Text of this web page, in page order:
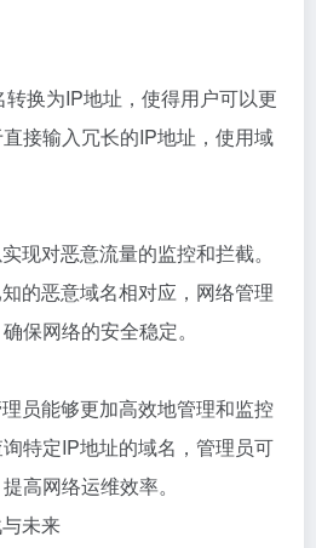
换为IP地址，使得用户可以更
接输入冗长的IP地址，使用域
现对恶意流量的监控和拦截。
的恶意域名相对应，网络管理
保网络的安全稳定。
员能够更加高效地管理和监控
特定IP地址的域名，管理员可
高网络运维效率。
未来